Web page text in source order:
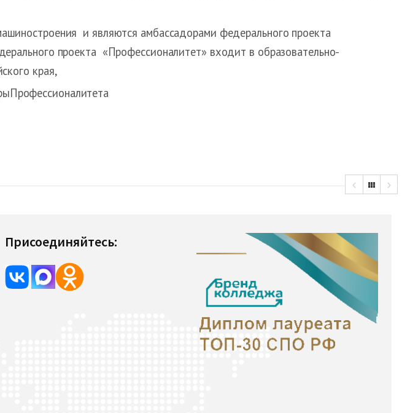
и являются амбассадорами федерального проекта
проекта «Профессионалитет» входит в образовательно-
края,
Присоединяйтесь: